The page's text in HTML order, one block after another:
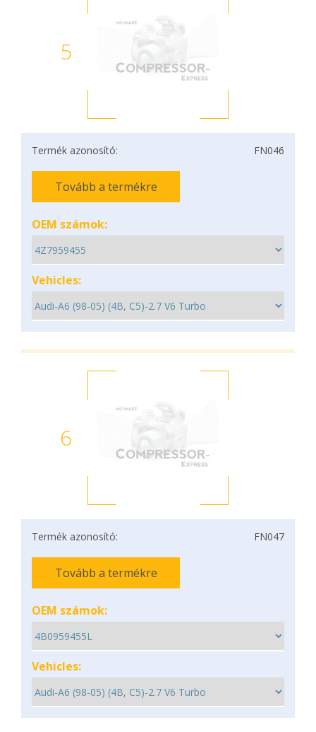
5
Termék azonosító: FN046
Tovább a termékre
OEM számok:
Vehicles:
6
Termék azonosító: FN047
Tovább a termékre
OEM számok:
Vehicles: